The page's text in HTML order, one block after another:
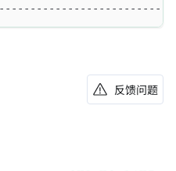
反馈问题